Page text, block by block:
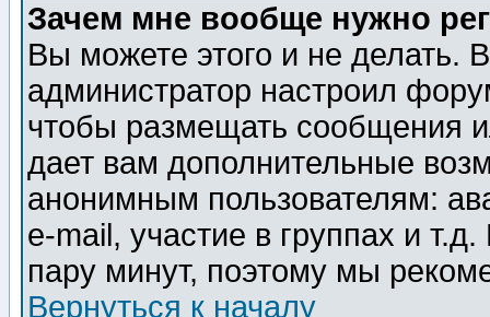
Зачем мне вообще нужно
Вы можете этого и не делать.
администратор настроил
чтобы размещать сообщения
дает вам дополнительные
анонимным пользователям:
e-mail, участие в группах и
пару минут, поэтому мы
Вернуться к началу